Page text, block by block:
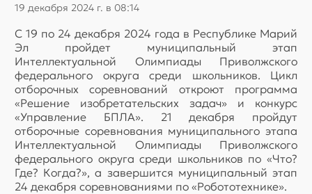
19 декабря 2024 г. в 08:14
С 19 по 24 декабря 2024 года в Республике Марий
Эл пройдет муниципальный этап
Интеллектуальной Олимпиады Приволжского
федерального округа среди школьников. Цикл
отборочных соревнований откроют программа
«Решение изобретательских задач» и конкурс
«Управление БПЛА». 21 декабря пройдут
отборочные соревнования муниципального этапа
Интеллектуальной Олимпиады Приволжского
федерального округа среди школьников по «Что?
Где? Когда?», а завершится муниципальный этап
24 декабря соревнованиями по «Робототехнике».